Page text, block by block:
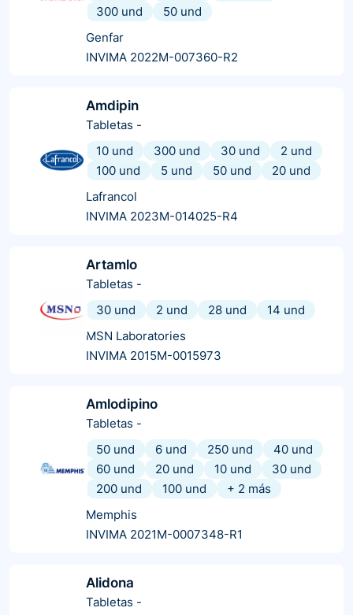
300 und
50 und
Genfar
INVIMA 2022M-007360-R2
Amdipin
Tabletas -
10 und
300 und 30 und
2 und
100 und
5 und 50 und
20 und
Lafrancol
INVIMA 2023M-014025-R4
Artamlo
Tabletas -
30 und
2 und 28 und
14 und
MSN Laboratories
INVIMA 2015M-0015973
Amlodipino
Tabletas -
50 und
6 und 250 und
40 und
60 und
20 und 10 und
30 und
200 und
100 und + 2 más
Memphis
INVIMA 2021M-0007348-R1
Alidona
Tabletas -